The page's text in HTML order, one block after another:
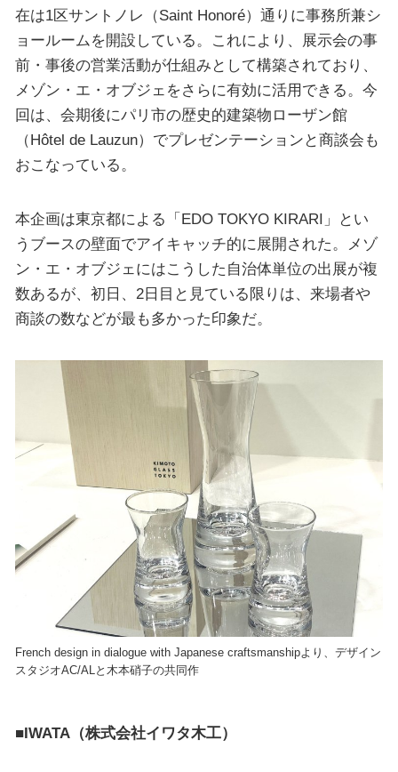
在は1区サントノレ（Saint Honoré）通りに事務所兼シ
ョールームを開設している。これにより、展示会の事
前・事後の営業活動が仕組みとして構築されており、
メゾン・エ・オブジェをさらに有効に活用できる。今
回は、会期後にパリ市の歴史的建築物ローザン館
（Hôtel de Lauzun）でプレゼンテーションと商談会も
おこなっている。
本企画は東京都による「EDO TOKYO KIRARI」とい
うブースの壁面でアイキャッチ的に展開された。メゾ
ン・エ・オブジェにはこうした自治体単位の出展が複
数あるが、初日、2日目と見ている限りは、来場者や
商談の数などが最も多かった印象だ。
French design in dialogue with Japanese craftsmanshipより、デザイン
スタジオAC/ALと木本硝子の共同作
■IWATA（株式会社イワタ木工）